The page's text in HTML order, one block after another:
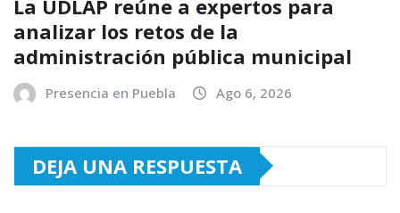
La UDLAP reúne a expertos para
analizar los retos de la
administración pública municipal
Presencia en Puebla Ago 6, 2026
DEJA UNA RESPUESTA